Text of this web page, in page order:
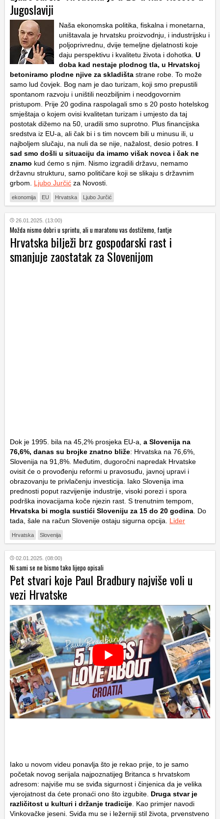
Jugoslaviji
Naša ekonomska politika, fiskalna i monetarna,
uništavala je hrvatsku proizvodnju, i industrijsku i
poljoprivrednu, dvije temeljne djelatnosti koje
daju perspektivu i kvalitetu života i dohotka. U
doba kad nestaje plodnog tla, u Hrvatskoj
betoniramo plodne njive za skladišta strane robe. To može
samo lud čovjek. Bog nam je dao turizam, koji smo prepustili
spontanom razvoju i uništili neozbiljnim i neodgovornim
pristupom. Prije 20 godina raspolagali smo s 20 posto hotelskog
smještaja o kojem ovisi kvalitetan turizam i umjesto da taj
postotak dižemo na 50, uradili smo suprotno. Plus financijska
sredstva iz EU-a, ali čak bi i s tim novcem bili u minusu ili, u
najboljem slučaju, na nuli da se nije, nažalost, desio potres. I
sad smo došli u situaciju da imamo višak novca i čak ne
znamo kud ćemo s njim. Nismo izgradili državu, nemamo
državnu strukturu, samo političare koji se slikaju s državnim
grbom. Ljubo Jurčić za Novosti.
ekonomija EU Hrvatska Ljubo Jurčić
26.01.2025. (13:00)
Možda nismo dobri u sprintu, ali u maratonu vas dostižemo, fantje
Hrvatska bilježi brz gospodarski rast i
smanjuje zaostatak za Slovenijom
Dok je 1995. bila na 45,2% prosjeka EU-a, a Slovenija na
76,6%, danas su brojke znatno bliže: Hrvatska na 76,6%,
Slovenija na 91,8%. Međutim, dugoročni napredak Hrvatske
ovisit će o provođenju reformi u pravosuđu, javnoj upravi i
obrazovanju te privlačenju investicija. Iako Slovenija ima
prednosti poput razvijenije industrije, visoki porezi i spora
podrška inovacijama koče njezin rast. S trenutnim tempom,
Hrvatska bi mogla sustići Sloveniju za 15 do 20 godina . Do
tada, šale na račun Slovenije ostaju sigurna opcija. Lider
Hrvatska Slovenija
02.01.2025. (08:00)
Ni sami se ne bismo tako lijepo opisali
Pet stvari koje Paul Bradbury najviše voli u
vezi Hrvatske
Iako u novom videu ponavlja što je rekao prije, to je samo
početak novog serijala najpoznatijeg Britanca s hrvatskom
adresom: najviše mu se sviđa sigurnost i činjenica da je velika
vjerojatnost da ćete pronaći ono što izgubite. Druga stvar je
različitost u kulturi i držanje tradicije . Kao primjer navodi
Vinkovačke jeseni. Sviđa mu se i ležerniji stil života, prvenstveno